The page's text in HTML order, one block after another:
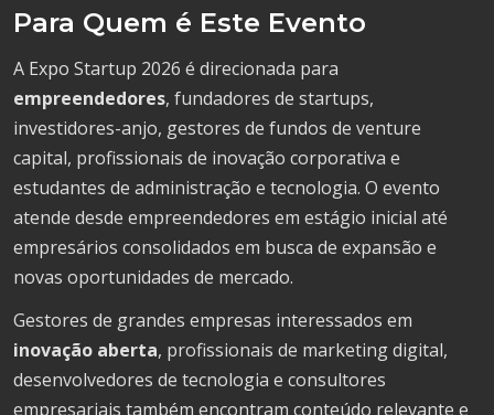
Para Quem é Este Evento
A Expo Startup 2026 é direcionada para
empreendedores, fundadores de startups,
investidores-anjo, gestores de fundos de venture
capital, profissionais de inovação corporativa e
estudantes de administração e tecnologia. O evento
atende desde empreendedores em estágio inicial até
empresários consolidados em busca de expansão e
novas oportunidades de mercado.
Gestores de grandes empresas interessados em
inovação aberta, profissionais de marketing digital,
desenvolvedores de tecnologia e consultores
empresariais também encontram conteúdo relevante e